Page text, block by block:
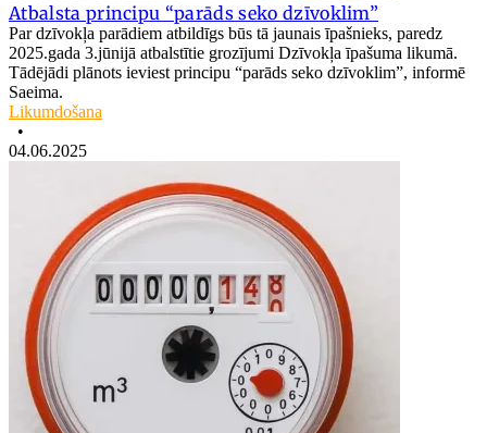
Atbalsta principu “parāds seko dzīvoklim”
Par dzīvokļa parādiem atbildīgs būs tā jaunais īpašnieks, paredz
2025.gada 3.jūnijā atbalstītie grozījumi Dzīvokļa īpašuma likumā.
Tādējādi plānots ieviest principu “parāds seko dzīvoklim”, informē
Saeima.
Likumdošana
•
04.06.2025